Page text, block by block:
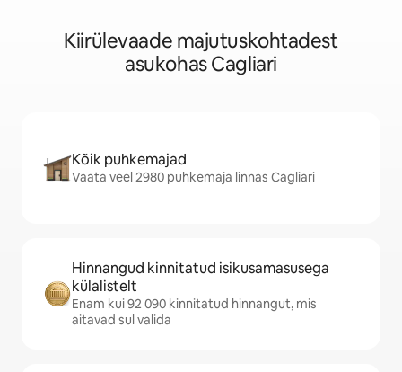
Kiirülevaade majutuskohtadest
asukohas Cagliari
Kõik puhkemajad
Vaata veel 2980 puhkemaja linnas Cagliari
Hinnangud kinnitatud isikusamasusega
külalistelt
Enam kui 92 090 kinnitatud hinnangut, mis
aitavad sul valida